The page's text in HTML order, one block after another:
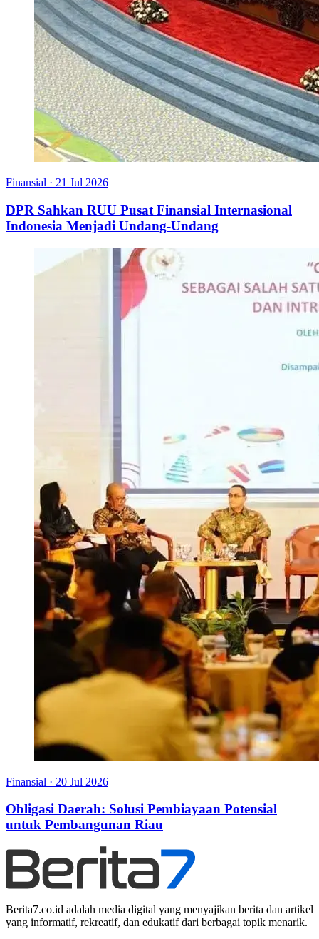
Finansial · 21 Jul 2026
DPR Sahkan RUU Pusat Finansial Internasional
Indonesia Menjadi Undang-Undang
Finansial · 20 Jul 2026
Obligasi Daerah: Solusi Pembiayaan Potensial
untuk Pembangunan Riau
Berita7.co.id adalah media digital yang menyajikan berita dan artikel
yang informatif, rekreatif, dan edukatif dari berbagai topik menarik.